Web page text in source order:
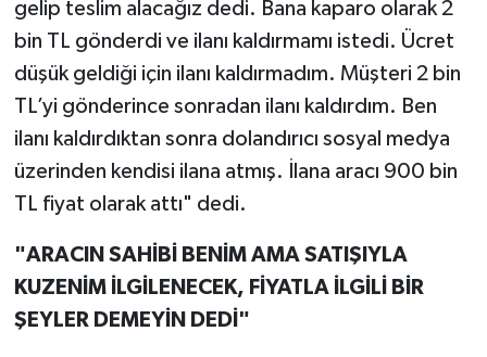
gelip teslim alacağız dedi. Bana kaparo olarak 2
bin TL gönderdi ve ilanı kaldırmamı istedi. Ücret
düşük geldiği için ilanı kaldırmadım. Müşteri 2 bin
TL’yi gönderince sonradan ilanı kaldırdım. Ben
ilanı kaldırdıktan sonra dolandırıcı sosyal medya
üzerinden kendisi ilana atmış. İlana aracı 900 bin
TL fiyat olarak attı" dedi.
"ARACIN SAHİBİ BENİM AMA SATIŞIYLA
KUZENİM İLGİLENECEK, FİYATLA İLGİLİ BİR
ŞEYLER DEMEYİN DEDİ"